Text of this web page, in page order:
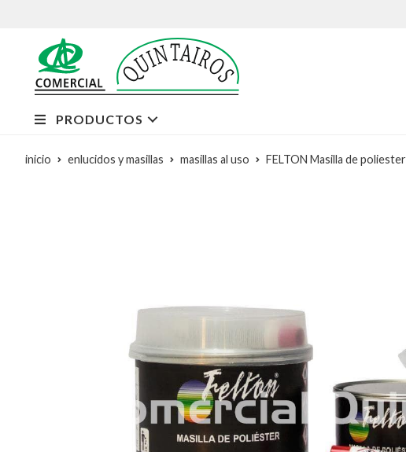
PRODUCTOS
inicio enlucidos y masillas masillas al uso FELTON Masilla de poliester